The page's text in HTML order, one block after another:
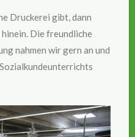
Druckerei gibt, dann
Die freundliche
nahmen wir gern an und